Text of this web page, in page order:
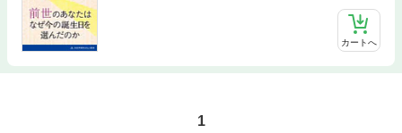
カートへ
1